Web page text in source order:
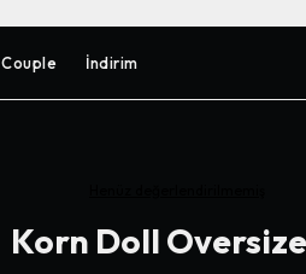
Couple İndirim
Korn Doll